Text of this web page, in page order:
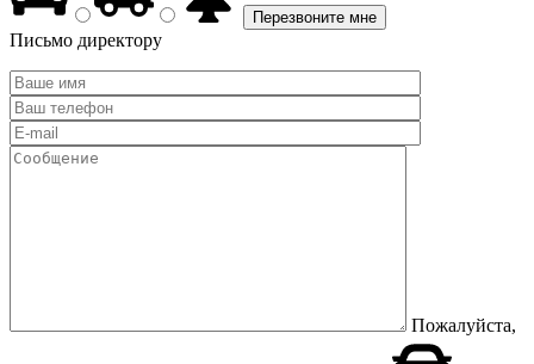
Письмо директору
Пожалуйста,